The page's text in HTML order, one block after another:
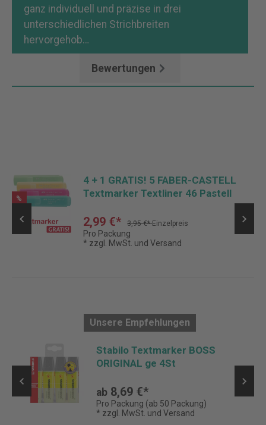
ganz individuell und präzise in drei
unterschiedlichen Strichbreiten
hervorgehob…
Bewertungen
%
4 + 1 GRATIS! 5 FABER-CASTELL
Textmarker Textliner 46 Pastell
2,99 €* 3,95 €*Einzelpreis
Pro Packung
* zzgl. MwSt. und Versand
Unsere Empfehlungen
Stabilo Textmarker BOSS
ORIGINAL ge 4St
ab 8,69 €*
Pro Packung (ab 50 Packung)
* zzgl. MwSt. und Versand